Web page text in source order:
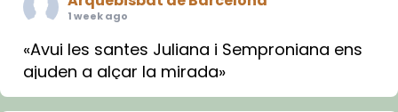
1 week ago
«Avui les santes Juliana i Semproniana ens
ajuden a alçar la mirada»
Mons. Sergi Gordo, bisbe de Tortosa, ha